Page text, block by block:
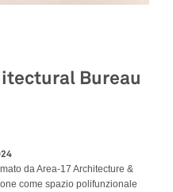
Bureau
da Area-17 Architecture &
come spazio polifunzionale